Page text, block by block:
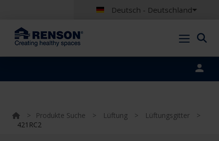
Deutsch - Deutschland
> Produkte Suche > Lüftung > Lüftungsgitter
>
421RC2